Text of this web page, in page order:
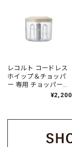
レコルト コードレス
ホイップ＆チョッパ
ー 専用 チョッパーセ
ット / クリームホワイ
¥2,200